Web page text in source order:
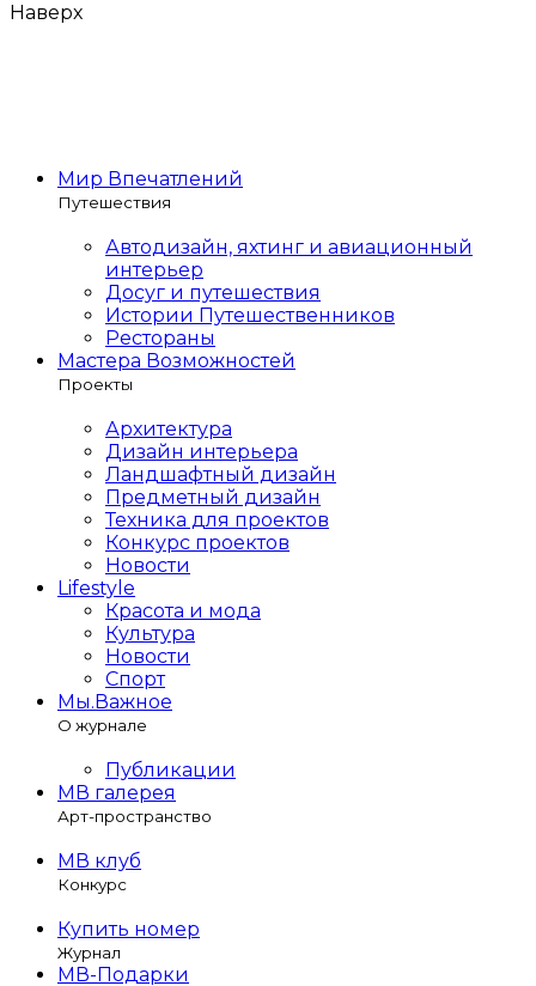
Наверх
Мир Впечатлений
Путешествия
Автодизайн, яхтинг и авиационный
интерьер
Досуг и путешествия
Истории Путешественников
Рестораны
Мастера Возможностей
Проекты
Архитектура
Дизайн интерьера
Ландшафтный дизайн
Предметный дизайн
Техника для проектов
Конкурс проектов
Новости
Lifestyle
Красота и мода
Культура
Новости
Спорт
Мы.Важное
О журнале
Публикации
МВ галерея
Арт-пространство
МВ клуб
Конкурс
Купить номер
Журнал
МВ-Подарки